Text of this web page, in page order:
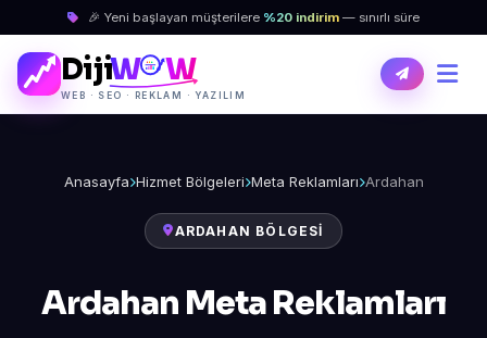
🎉 Yeni başlayan müşterilere %20 indirim — sınırlı süre
DijiW W
WEB · SEO · REKLAM · YAZILIM
Anasayfa Hizmet Bölgeleri Meta Reklamları Ardahan
ARDAHAN BÖLGESI
Ardahan Meta Reklamları